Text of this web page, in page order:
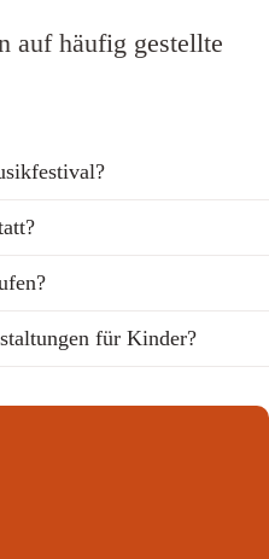
auf häufig gestellte
für Kinder?